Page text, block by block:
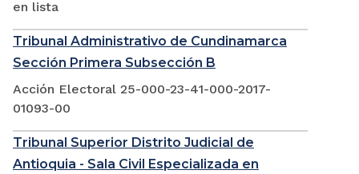
en lista
Tribunal Administrativo de Cundinamarca
Sección Primera Subsección B
Acción Electoral 25-000-23-41-000-2017-
01093-00
Tribunal Superior Distrito Judicial de
Antioquia - Sala Civil Especializada en